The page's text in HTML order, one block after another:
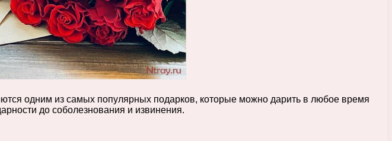
одним из самых популярных подарков, которые можно дарить в любое время
до соболезнования и извинения.